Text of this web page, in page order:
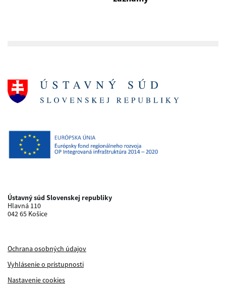
Ústavný súd Slovenskej republiky
Hlavná 110
042 65 Košice
Ochrana osobných údajov
Vyhlásenie o prístupnosti
Nastavenie cookies